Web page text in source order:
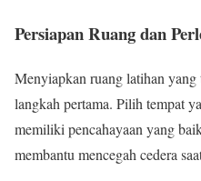
Persiapan Ruang dan
Menyiapkan ruang latihan yang
langkah pertama. Pilih tempat
memiliki pencahayaan yang
membantu mencegah cedera